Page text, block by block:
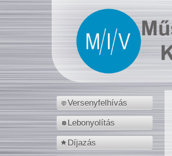
Versenyfelhívás
Lebonyolítás
Díjazás